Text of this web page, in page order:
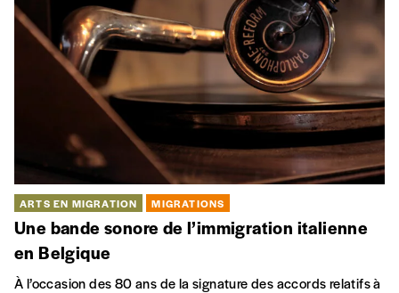
ARTS EN MIGRATION MIGRATIONS
Une bande sonore de l’immigration italienne
en Belgique
À l’occasion des 80 ans de la signature des accords relatifs à